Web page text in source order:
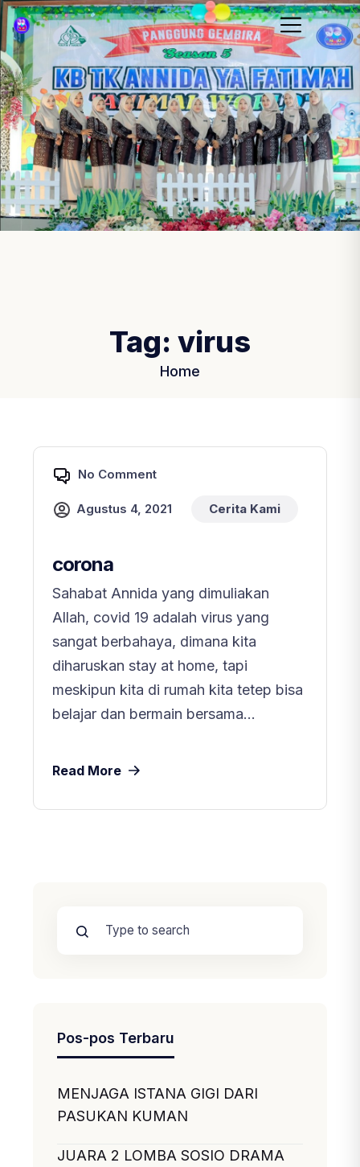
Tag: virus
Home
No Comment
Agustus 4, 2021 Cerita Kami
corona
Sahabat Annida yang dimuliakan
Allah, covid 19 adalah virus yang
sangat berbahaya, dimana kita
diharuskan stay at home, tapi
meskipun kita di rumah kita tetep bisa
belajar dan bermain bersama...
Read More
Pos-pos Terbaru
MENJAGA ISTANA GIGI DARI
PASUKAN KUMAN
JUARA 2 LOMBA SOSIO DRAMA